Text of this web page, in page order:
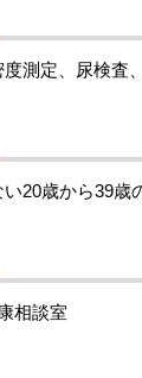
測定、尿検査
20歳から39歳
相談室